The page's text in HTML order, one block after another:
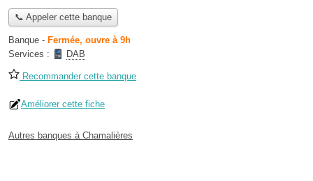
📞 Appeler cette banque
Banque - Fermée, ouvre à 9h
Services :
DAB
Recommander cette banque
Améliorer cette fiche
Autres banques à Chamalières